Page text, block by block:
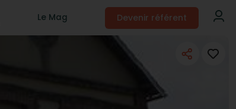
Le Mag Devenir référent